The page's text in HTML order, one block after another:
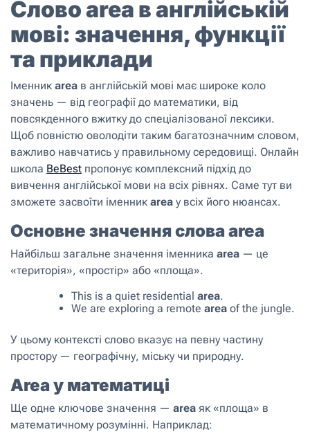
Слово area в англійській
мові: значення, функції
та приклади
Іменник area в англійській мові має широке коло
значень — від географії до математики, від
повсякденного вжитку до спеціалізованої лексики.
Щоб повністю оволодіти таким багатозначним словом,
важливо навчатись у правильному середовищі. Онлайн
школа BeBest пропонує комплексний підхід до
вивчення англійської мови на всіх рівнях. Саме тут ви
зможете засвоїти іменник area у всіх його нюансах.
Основне значення слова area
Найбільш загальне значення іменника area — це
«територія», «простір» або «площа».
This is a quiet residential area.
We are exploring a remote area of the jungle.
У цьому контексті слово вказує на певну частину
простору — географічну, міську чи природну.
Area у математиці
Ще одне ключове значення — area як «площа» в
математичному розумінні. Наприклад: